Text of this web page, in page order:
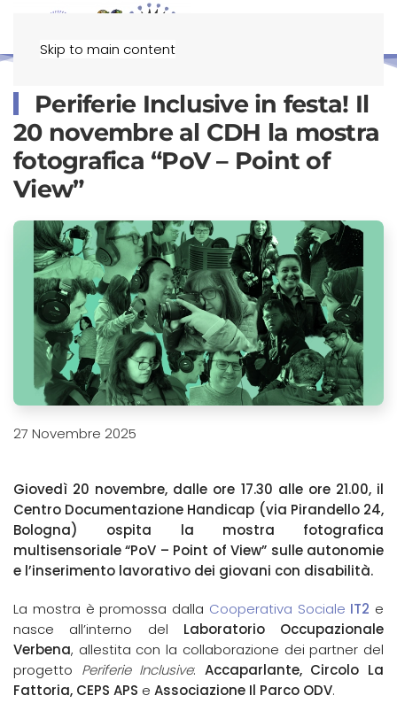
Skip to main content
Periferie Inclusive in festa! Il
20 novembre al CDH la mostra
fotografica “PoV – Point of
View”
27 Novembre 2025
Giovedì 20 novembre, dalle ore 17.30 alle ore 21.00, il
Centro Documentazione Handicap (via Pirandello 24,
Bologna) ospita la mostra fotografica
multisensoriale “PoV – Point of View” sulle autonomie
e l’inserimento lavorativo dei giovani con disabilità.
La mostra è promossa dalla Cooperativa Sociale IT2 e
nasce all’interno del Laboratorio Occupazionale
Verbena, allestita con la collaborazione dei partner del
progetto Periferie Inclusive: Accaparlante, Circolo La
Fattoria, CEPS APS e Associazione Il Parco ODV.